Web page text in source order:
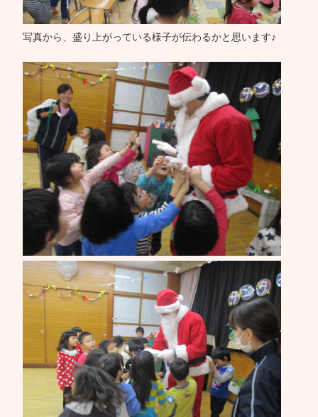
写真から、盛り上がっている様子が伝わるかと思います♪